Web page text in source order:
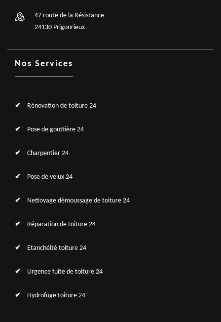
47 route de la Résistance
24130 Prigonrieux
Nos Services
Rénovation de toiture 24
Pose de gouttière 24
Charpentier 24
Pose de velux 24
Nettoyage démoussage de toiture 24
Réparation de toiture 24
Etanchéité toiture 24
Urgence fuite de toiture 24
Hydrofuge toiture 24